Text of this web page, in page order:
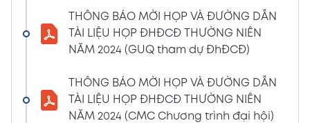
hiện quyền tham dự ĐHĐCĐ thường niên
năm 2024
30/01/2024
BÁO CÁO TÌNH HÌNH QUẢN TRỊ NĂM 2023
17/01/2024
Xem PDF
THÔNG BÁO MỜI HỌP VÀ ĐƯỜNG DẪN
TÀI LIỆU HỌP ĐHĐCĐ THƯỜNG NIÊN
NĂM 2024 (GUQ tham dự ĐhĐCĐ)
THÔNG BÁO MỜI HỌP VÀ ĐƯỜNG DẪN
TÀI LIỆU HỌP ĐHĐCĐ THƯỜNG NIÊN
NĂM 2024 (CMC Chương trình đại hội)